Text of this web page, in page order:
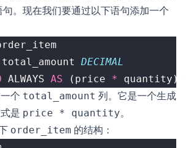
句。现在我们要通过以下语句添加一个
total_amount
DECIMAL
ALWAYS AS ( price * quantity )
个 total_amount 列。它是一个生成
是 price * quantity。
order_item 的结构：